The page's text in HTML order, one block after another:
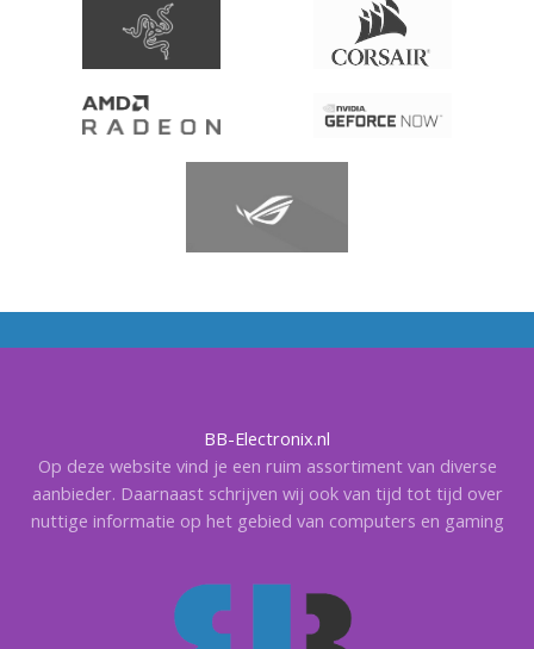
BB-Electronix.nl
Op deze website vind je een ruim assortiment van diverse
aanbieder. Daarnaast schrijven wij ook van tijd tot tijd over
nuttige informatie op het gebied van computers en gaming